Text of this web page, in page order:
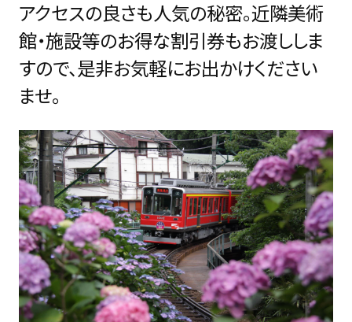
アクセスの良さも人気の秘密。近隣美術
館・施設等のお得な割引券もお渡ししま
すので、是非お気軽にお出かけください
ませ。